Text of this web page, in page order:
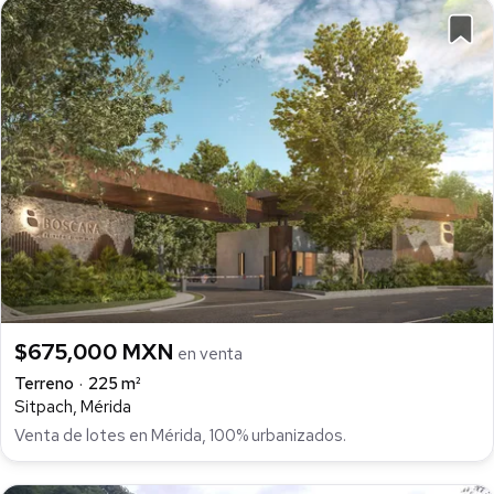
$675,000 MXN en venta
Terreno
225 m²
Sitpach, Mérida
Venta de lotes en Mérida, 100% urbanizados.